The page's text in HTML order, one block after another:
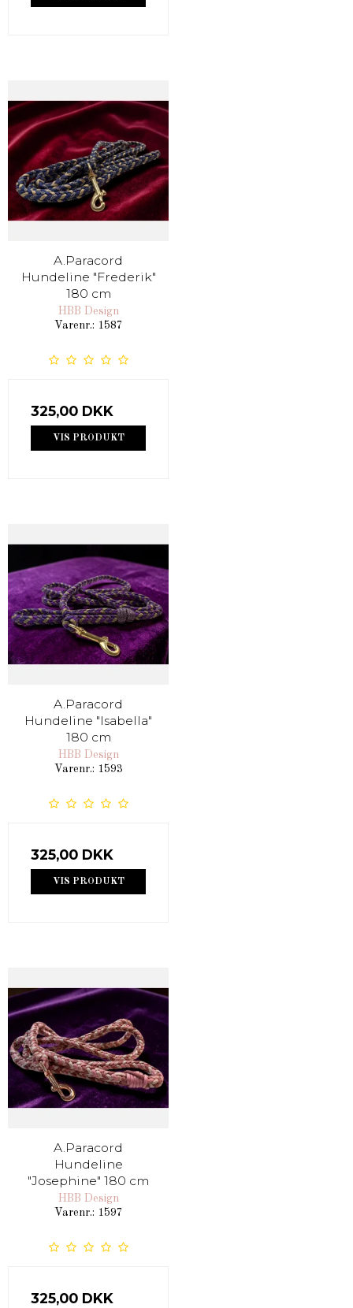
A.Paracord
Hundeline "Frederik"
180 cm
HBB Design
Varenr.: 1587
325,00 DKK
VIS PRODUKT
A.Paracord
Hundeline "Isabella"
180 cm
HBB Design
Varenr.: 1593
325,00 DKK
VIS PRODUKT
A.Paracord
Hundeline
"Josephine" 180 cm
HBB Design
Varenr.: 1597
325,00 DKK